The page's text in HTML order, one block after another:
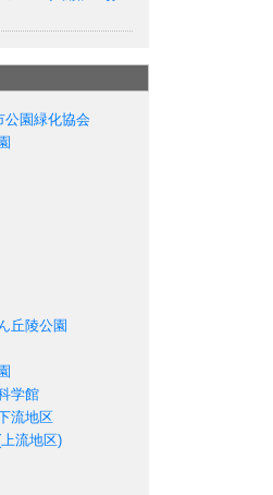
公園緑化協会
丘陵公園
学館
流地区
流地区)